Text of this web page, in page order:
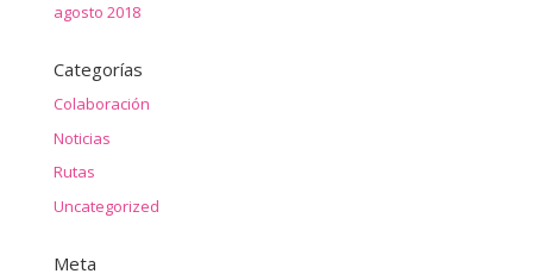
agosto 2018
Categorías
Colaboración
Noticias
Rutas
Uncategorized
Meta